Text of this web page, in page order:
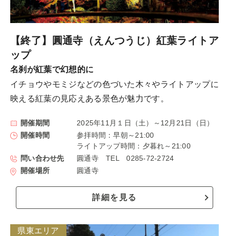
【終了】圓通寺（えんつうじ）紅葉ライトア
ップ
名刹が紅葉で幻想的に
イチョウやモミジなどの色づいた木々やライトアップに
映える紅葉の見応えある景色が魅力です。
開催期間
2025年11月１日（土）～12月21日（日）
開催時間
参拝時間：早朝～21:00
ライトアップ時間：夕暮れ～21:00
問い合わせ先
圓通寺 TEL 0285-72-2724
開催場所
圓通寺
詳細を見る
県東エリア